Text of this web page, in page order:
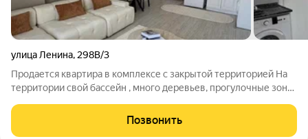
улица Ленина, 298В/3
Продается квартира в комплексе с закрытой территорией На
территории свой бассейн , много деревьев, прогулочные зоны
для комфортного проживания так и для сдачи в аренду
Позвонить